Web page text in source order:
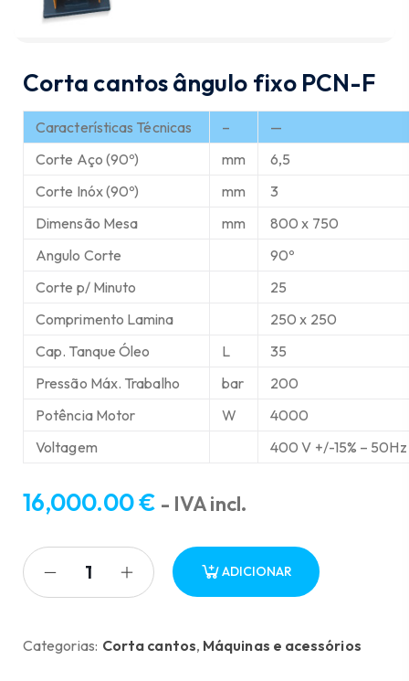
Corta cantos ângulo fixo PCN-F
Características Técnicas –
—
Corte Aço (90º)
mm
6,5
Corte Inóx (90º)
mm
3
Dimensão Mesa
mm
800 x 750
Angulo Corte
90º
Corte p/ Minuto
25
Comprimento Lamina
250 x 250
Cap. Tanque Óleo
L
35
Pressão Máx. Trabalho
bar
200
Potência Motor
W
4000
Voltagem
400 V +/-15% – 50Hz
16,000.00€ - IVA incl.
ADICIONAR
Categorias: Corta cantos, Máquinas e acessórios